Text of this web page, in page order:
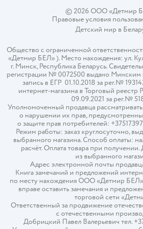
© 2026 ООО «Детмир
Правовые условия
Детский мир в
Общество с ограниченной
«Детмир БЕЛ» ). Место нахождения: ул.
г. Минск, Республика Беларусь.
регистрации № 0072500 выдано Минским
запись в ЕГР 01.10.2018 за рег.№
интернет-магазина в Торговый реестр
09.09.2021 за рег.№
Уполномоченный продавца
о нарушении их прав,
о защите прав потребителей:
Режим работы: заказ круглосуточно,
выбранного магазина. Способ оплаты:
расчёт. Оплата товара при
из выбранного
Адрес электронной почты
Книга замечаний и предложений
по месту нахождения ООО «Детмир
вправе оставить замечания и
торговой сети
Ответственный за продвижение
с отечественными
Добрицкий Павел Валерьевич тел.